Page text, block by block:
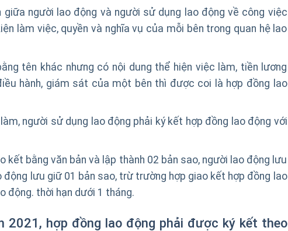
giữa người lao động và người sử dụng lao động về công việc
làm việc, quyền và nghĩa vụ của mỗi bên trong quan hệ lao
tên khác nhưng có nội dung thể hiện việc làm, tiền lương
hành, giám sát của một bên thì được coi là hợp đồng lao
người sử dụng lao động phải ký kết hợp đồng lao động với
kết bằng văn bản và lập thành 02 bản sao, người lao động lưu
động lưu giữ 01 bản sao, trừ trường hợp giao kết hợp đồng lao
động. thời hạn dưới 1 tháng.
2021, hợp đồng lao động phải được ký kết theo